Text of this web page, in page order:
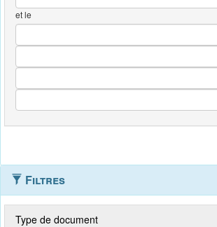
et le
Filtres
Type de document